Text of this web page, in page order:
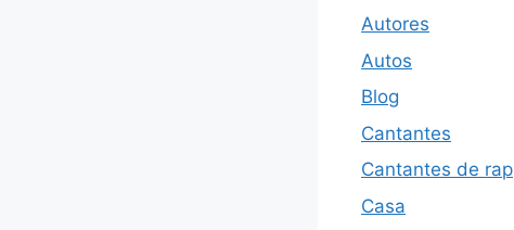
Autores
Autos
Blog
Cantantes
Cantantes de rap
Casa